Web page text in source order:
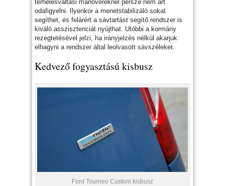
terhelésváltási manővereknél persze nem árt
odafigyelni. Ilyenkor a menetstabilizáló sokat
segíthet, és felárért a sávtartást segítő rendszer is
kiváló asszisztenciát nyújthat. Utóbbi a kormány
rezegtetésével jelzi, ha irányjelzés nélkül akarjuk
elhagyni a rendszer által leolvasott sávszéleket.
Kedvező fogyasztású kisbusz
Ford Tourneo Custom kisbusz